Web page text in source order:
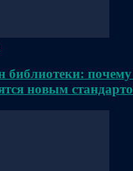
библиотеки:
новым